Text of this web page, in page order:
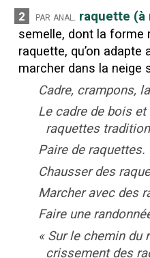
2 par anal. raquette (à
semelle, dont la forme
raquette, qu’on
marcher dans la neige
Cadre, crampons,
Le cadre de bois
raquettes
Paire de raquettes.
Chausser des
Marcher avec des
Faire une
« Sur le chemin du
crissement des